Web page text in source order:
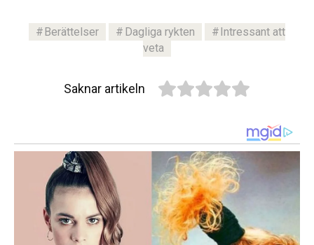
Berättelser Dagliga rykten
Intressant att
veta
Saknar artikeln